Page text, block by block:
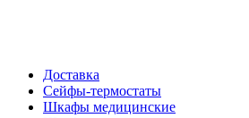
Доставка
Сейфы-термостаты
Шкафы медицинские